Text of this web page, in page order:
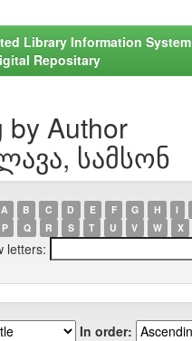
Library Information System
Repositary
by Author
სამსონ
A B C D E F G H I
P Q R S T U V W X
letters:
In order: